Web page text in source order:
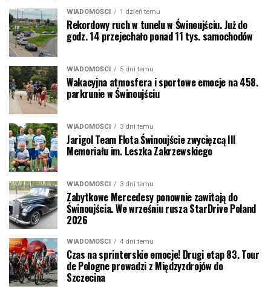
WIADOMOŚCI 1 dzień temu
Rekordowy ruch w tunelu w Świnoujściu. Już do
godz. 14 przejechało ponad 11 tys. samochodów
WIADOMOŚCI 5 dni temu
Wakacyjna atmosfera i sportowe emocje na 458.
parkrunie w Świnoujściu
WIADOMOŚCI 3 dni temu
Jarigol Team Flota Świnoujście zwycięzcą III
Memoriału im. Leszka Zakrzewskiego
WIADOMOŚCI 3 dni temu
Zabytkowe Mercedesy ponownie zawitają do
Świnoujścia. We wrześniu rusza StarDrive Poland
2026
WIADOMOŚCI 4 dni temu
Czas na sprinterskie emocje! Drugi etap 83. Tour
de Pologne prowadzi z Międzyzdrojów do
Szczecina